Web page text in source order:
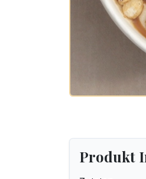
Produkt